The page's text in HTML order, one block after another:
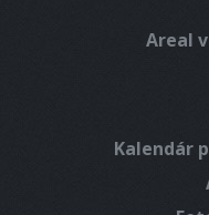
Areal
Kalendár